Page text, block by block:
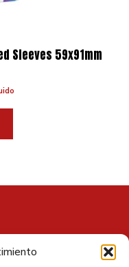
Sleeves 59x91mm